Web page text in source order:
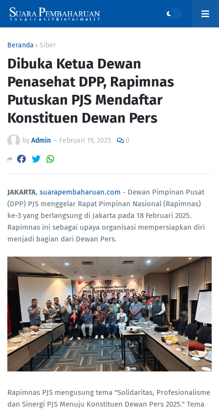
Beranda Siber
Dibuka Ketua Dewan
Penasehat DPP, Rapimnas
Putuskan PJS Mendaftar
Konstituen Dewan Pers
byAdmin— Februari 19, 2025 0
JAKARTA, suarapembaharuan.com - Dewan Pimpinan Pusat
(DPP) PJS menggelar Rapat Pimpinan Nasional (Rapimnas)
ke-3 yang berlangsung di Jakarta pada 18 Februari 2025.
Rapimnas ini sebagai upaya organisasi mempersiapkan diri
menjadi bagian dari Dewan Pers.
Rapimnas PJS mengusung tema "Solidaritas, Profesionalisme
dan Sinergi PJS Menuju Konstituen Dewan Pers 2025." Tema